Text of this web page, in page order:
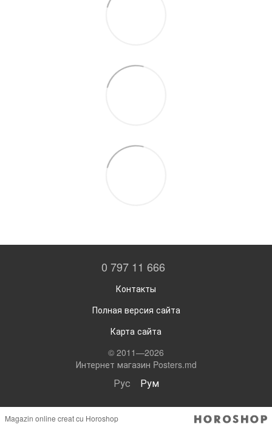
0 797 11 666
Контакты
Полная версия сайта
Карта сайта
© 2011—2026
Интернет магазин Posters.md
Рус Рум
Magazin online creat cu Horoshop